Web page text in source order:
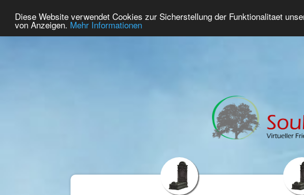
Diese Website verwendet Cookies zur Sicherstellung der Funktionalitaet
von Anzeigen. Mehr Informationen
Home Premium Gedenken Trauerforum